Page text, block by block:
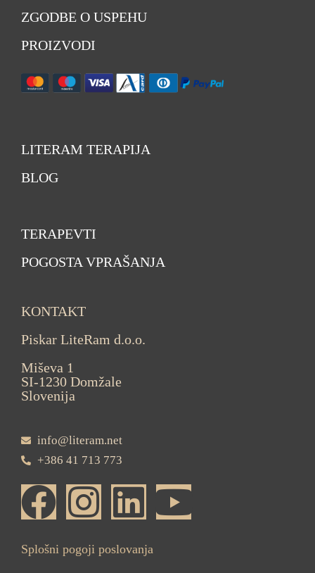
ZGODBE O USPEHU
PROIZVODI
LITERAM TERAPIJA
BLOG
TERAPEVTI
POGOSTA VPRAŠANJA
KONTAKT
Piskar LiteRam d.o.o.
Miševa 1
SI-1230 Domžale
Slovenija
info@literam.net
+386 41 713 773
Splošni pogoji poslovanja